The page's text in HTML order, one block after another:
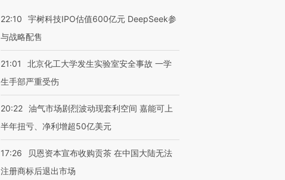
22:10
宇树科技IPO估值600亿元 DeepSeek参
与战略配售
21:01
北京化工大学发生实验室安全事故 一学
生手部严重受伤
20:22 油气市场剧烈波动现套利空间 嘉能可上
半年扭亏、净利增超50亿美元
17:26
贝恩资本宣布收购贡茶 在中国大陆无法
注册商标后退出市场